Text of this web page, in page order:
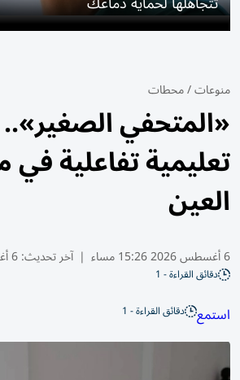
منوعات/محطات
«المتحفي
تعليمية تفاعلية
العين
6 أغسطس 2026 15:26 مساء | آخر تحديث:6 أغسطس 15:41 2026
دقائق القراءة - 1
استمع دقائق القراءة - 1